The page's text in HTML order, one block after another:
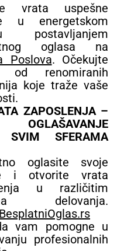
vrata uspešne
u energetskom
postavljanjem
oglasa na
Poslova. Očekujte
od renomiranih
koje traže vaše
ZAPOSLENJA –
OGLAŠAVANJE
SVIM SFERAMA
oglasite svoje
i otvorite vrata
u različitim
delovanja.
vam pomogne u
profesionalnih